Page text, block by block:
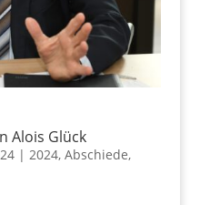
Alois Glück
| 2024, Abschiede,